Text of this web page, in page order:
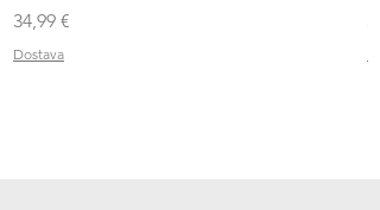
Cijena
34,99 €
Dostava